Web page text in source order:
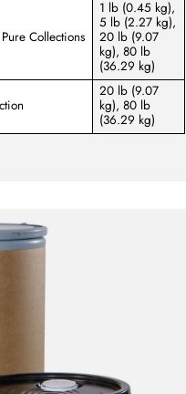
Collections
1 lb (0.45 kg),
5 lb (2.27 kg),
20 lb (9.07
kg), 80 lb
(36.29 kg)
20 lb (9.07
kg), 80 lb
(36.29 kg)